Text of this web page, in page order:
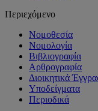
Περιεχόμενο
Νομοθεσία
Νομολογία
Βιβλιογραφία
Αρθρογραφία
Διοικητικά
Υποδείγματα
Περιοδικά